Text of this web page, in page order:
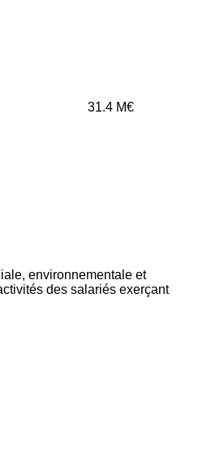
31.4 M€
environnementale et
des salariés exerçant